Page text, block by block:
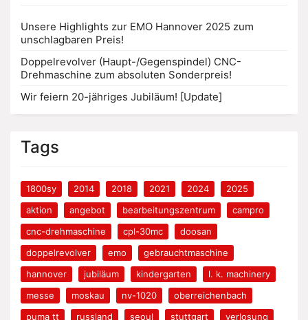
Unsere Highlights zur EMO Hannover 2025 zum
unschlagbaren Preis!
Doppelrevolver (Haupt-/Gegenspindel) CNC-
Drehmaschine zum absoluten Sonderpreis!
Wir feiern 20-jähriges Jubiläum! [Update]
Tags
1800sy 2014 2018 2021 2024
2025
aktion
angebot bearbeitungszentrum
campro
cnc-drehmaschine
cpl-30mc
doosan
doppelrevolver
emo
gebrauchtmaschine
hannover
jubiläum kindergarten
l. k. machinery
messe
moskau nv-1020
oberreichenbach
puma tt
russland seoul stuttgart verlosung